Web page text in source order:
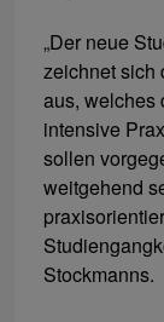
„Der neue
zeichnet sich
aus, welches
intensive
sollen
weitgehend
Stockmanns.